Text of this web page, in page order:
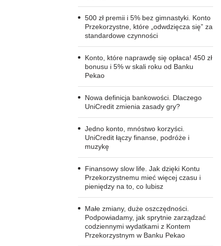
500 zł premii i 5% bez gimnastyki. Konto
Przekorzystne, które „odwdzięcza się” za
standardowe czynności
Konto, które naprawdę się opłaca! 450 zł
bonusu i 5% w skali roku od Banku
Pekao
Nowa definicja bankowości. Dlaczego
UniCredit zmienia zasady gry?
Jedno konto, mnóstwo korzyści.
UniCredit łączy finanse, podróże i
muzykę
Finansowy slow life. Jak dzięki Kontu
Przekorzystnemu mieć więcej czasu i
pieniędzy na to, co lubisz
Małe zmiany, duże oszczędności.
Podpowiadamy, jak sprytnie zarządzać
codziennymi wydatkami z Kontem
Przekorzystnym w Banku Pekao